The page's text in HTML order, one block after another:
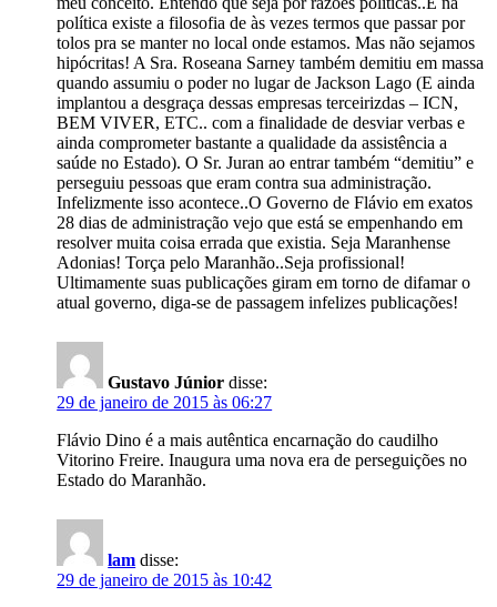
política existe a filosofia de às vezes termos que passar por
tolos pra se manter no local onde estamos. Mas não sejamos
hipócritas! A Sra. Roseana Sarney também demitiu em massa
quando assumiu o poder no lugar de Jackson Lago (E ainda
implantou a desgraça dessas empresas terceirizdas – ICN,
BEM VIVER, ETC.. com a finalidade de desviar verbas e
ainda comprometer bastante a qualidade da assistência a
saúde no Estado). O Sr. Juran ao entrar também “demitiu” e
perseguiu pessoas que eram contra sua administração.
Infelizmente isso acontece..O Governo de Flávio em exatos
28 dias de administração vejo que está se empenhando em
resolver muita coisa errada que existia. Seja Maranhense
Adonias! Torça pelo Maranhão..Seja profissional!
Ultimamente suas publicações giram em torno de difamar o
atual governo, diga-se de passagem infelizes publicações!
Gustavo Júnior disse:
29 de janeiro de 2015 às 06:27
Flávio Dino é a mais autêntica encarnação do caudilho
Vitorino Freire. Inaugura uma nova era de perseguições no
Estado do Maranhão.
lam disse:
29 de janeiro de 2015 às 10:42